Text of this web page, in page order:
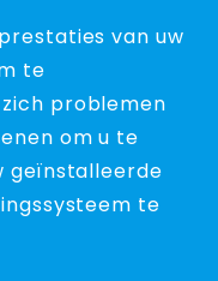
van uw
te
problemen
om u te
geïnstalleerde
te